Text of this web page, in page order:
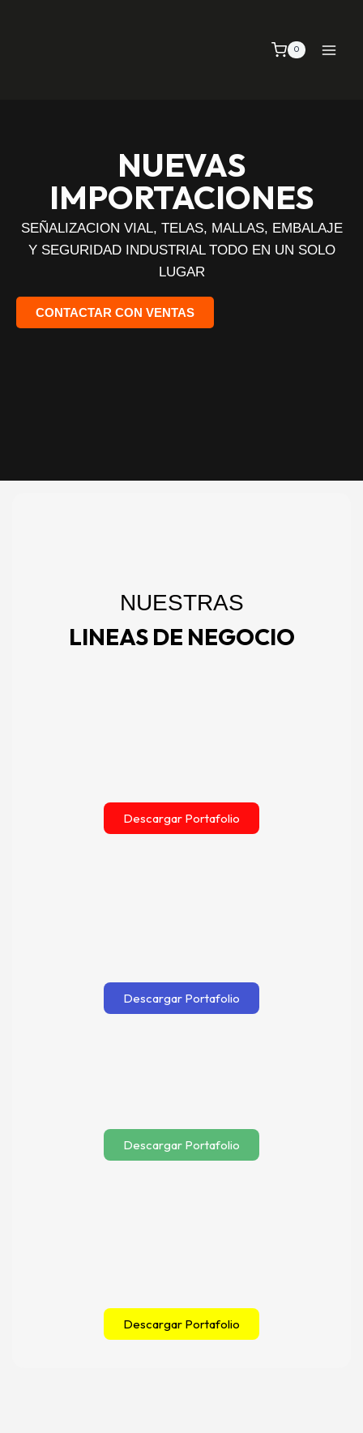
0
NUEVAS
IMPORTACIONES
SEÑALIZACION VIAL, TELAS, MALLAS, EMBALAJE
Y SEGURIDAD INDUSTRIAL TODO EN UN SOLO
LUGAR
CONTACTAR CON VENTAS
NUESTRAS
LINEAS DE NEGOCIO
Descargar Portafolio
Descargar Portafolio
Descargar Portafolio
Descargar Portafolio